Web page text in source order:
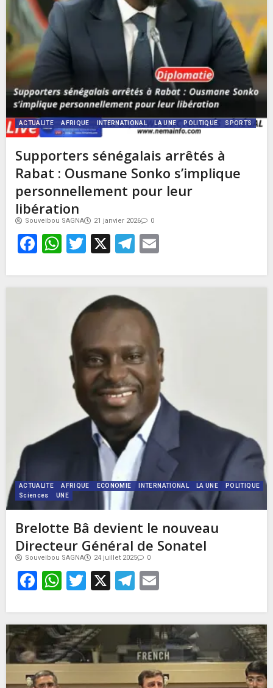
ACTUALITE AFRIQUE INTERNATIONAL LA UNE POLITIQUE SPORTS
Supporters sénégalais arrêtés à
Rabat : Ousmane Sonko s’implique
personnellement pour leur
libération
Souveibou SAGNA 21 janvier 2026 0
Facebook
WhatsApp
Twitter
X Telegram
ACTUALITE AFRIQUE ECONOMIE INTERNATIONAL LA UNE
POLITIQUE
Sciences
UNE
Brelotte Bâ devient le nouveau
Directeur Général de Sonatel
Souveibou SAGNA 24 juillet 2025 0
Facebook
WhatsApp
Twitter
X Telegram